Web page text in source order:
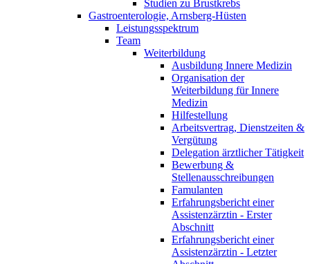
Studien zu Brustkrebs
Gastroenterologie, Arnsberg-Hüsten
Leistungsspektrum
Team
Weiterbildung
Ausbildung Innere Medizin
Organisation der
Weiterbildung für Innere
Medizin
Hilfestellung
Arbeitsvertrag, Dienstzeiten &
Vergütung
Delegation ärztlicher Tätigkeit
Bewerbung &
Stellenausschreibungen
Famulanten
Erfahrungsbericht einer
Assistenzärztin - Erster
Abschnitt
Erfahrungsbericht einer
Assistenzärztin - Letzter